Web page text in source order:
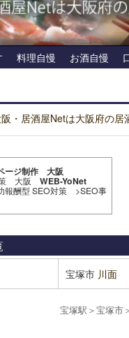
料理自慢 お酒自慢
・居酒屋Netは大阪府の居
ージ制作 大阪
大阪 WEB-YoNet
報酬型 SEO対策>SEO事
宝塚市 川面
宝塚駅 ＞宝塚市